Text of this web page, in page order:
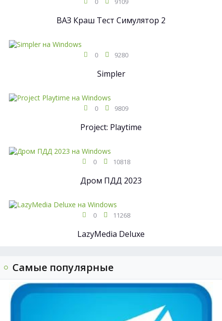
ВАЗ Краш Тест Симулятор 2
0 9280
Simpler
0 9809
Project: Playtime
0 10818
Дром ПДД 2023
0 11268
LazyMedia Deluxe
Самые популярные